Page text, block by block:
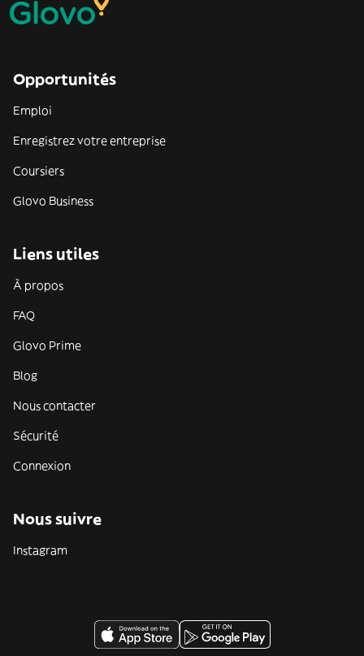
Opportunités
Emploi
Enregistrez votre entreprise
Coursiers
Glovo Business
Liens utiles
À propos
FAQ
Glovo Prime
Blog
Nous contacter
Sécurité
Connexion
Nous suivre
Instagram